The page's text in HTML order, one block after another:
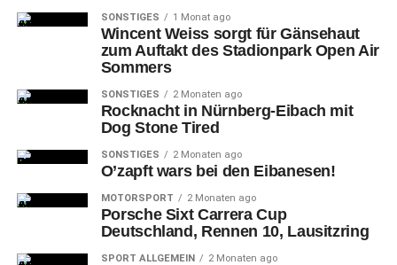
SONSTIGES 1 Monat ago
Wincent Weiss sorgt für Gänsehaut
zum Auftakt des Stadionpark Open Air
Sommers
SONSTIGES 2 Monaten ago
Rocknacht in Nürnberg-Eibach mit
Dog Stone Tired
SONSTIGES 2 Monaten ago
O’zapft wars bei den Eibanesen!
MOTORSPORT 2 Monaten ago
Porsche Sixt Carrera Cup
Deutschland, Rennen 10, Lausitzring
SPORT ALLGEMEIN 2 Monaten ago